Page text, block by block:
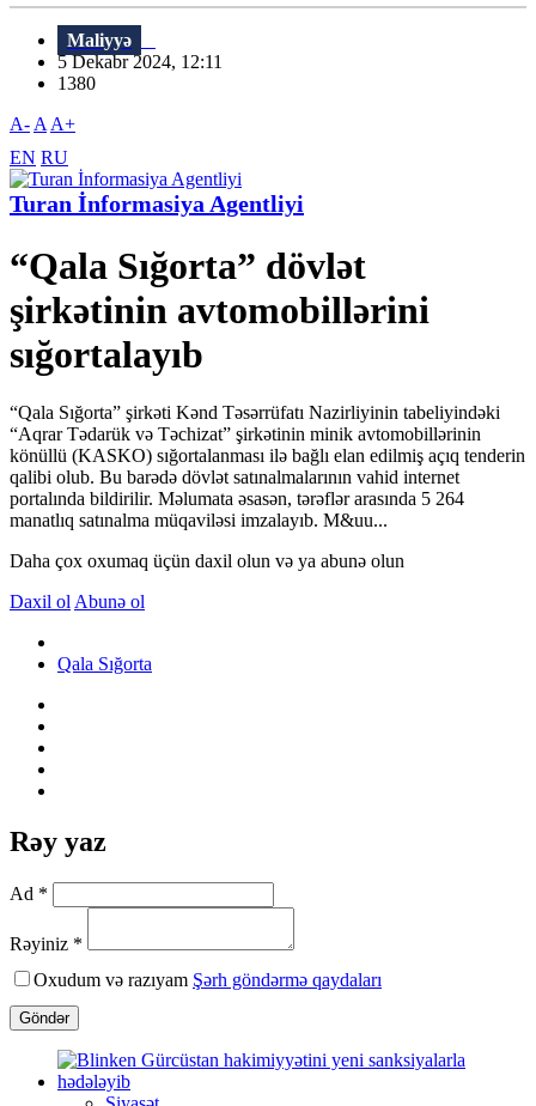
Maliyyə
5 Dekabr 2024, 12:11
1380
A- A A+
EN RU
Turan İnformasiya Agentliyi
“Qala Sığorta” dövlət
şirkətinin avtomobillərini
sığortalayıb
“Qala Sığorta” şirkəti Kənd Təsərrüfatı Nazirliyinin tabeliyindəki
“Aqrar Tədarük və Təchizat” şirkətinin minik avtomobillərinin
könüllü (KASKO) sığortalanması ilə bağlı elan edilmiş açıq tenderin
qalibi olub. Bu barədə dövlət satınalmalarının vahid internet
portalında bildirilir. Məlumata əsasən, tərəflər arasında 5 264
manatlıq satınalma müqaviləsi imzalayıb. M&uu...
Daha çox oxumaq üçün daxil olun və ya abunə olun
Daxil ol Abunə ol
Qala Sığorta
Rəy yaz
Ad *
Rəyiniz *
Oxudum və razıyam Şərh göndərmə qaydaları
Göndər